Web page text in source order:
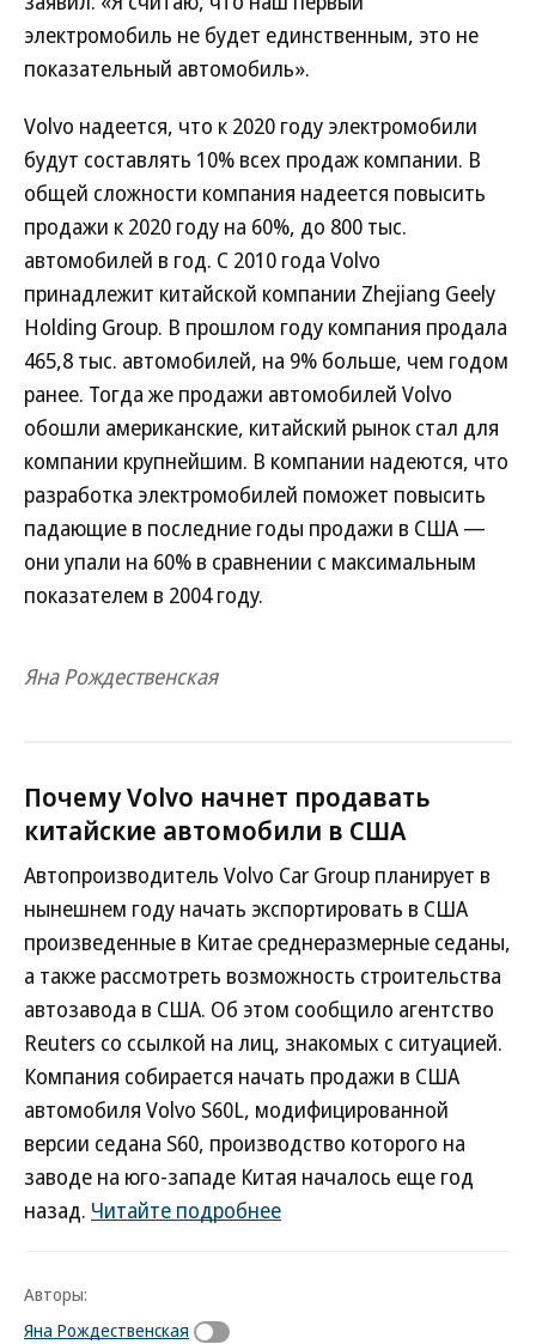
электромобиль не будет единственным, это не
показательный автомобиль».
Volvo надеется, что к 2020 году электромобили
будут составлять 10% всех продаж компании. В
общей сложности компания надеется повысить
продажи к 2020 году на 60%, до 800 тыс.
автомобилей в год. С 2010 года Volvo
принадлежит китайской компании Zhejiang Geely
Holding Group. В прошлом году компания продала
465,8 тыс. автомобилей, на 9% больше, чем годом
ранее. Тогда же продажи автомобилей Volvo
обошли американские, китайский рынок стал для
компании крупнейшим. В компании надеются, что
разработка электромобилей поможет повысить
падающие в последние годы продажи в США —
они упали на 60% в сравнении с максимальным
показателем в 2004 году.
Яна Рождественская
Почему Volvo начнет продавать
китайские автомобили в США
Автопроизводитель Volvo Car Group планирует в
нынешнем году начать экспортировать в США
произведенные в Китае среднеразмерные седаны,
а также рассмотреть возможность строительства
автозавода в США. Об этом сообщило агентство
Reuters со ссылкой на лиц, знакомых с ситуацией.
Компания собирается начать продажи в США
автомобиля Volvo S60L, модифицированной
версии седана S60, производство которого на
заводе на юго-западе Китая началось еще год
назад. Читайте подробнее
Авторы:
Яна Рождественская